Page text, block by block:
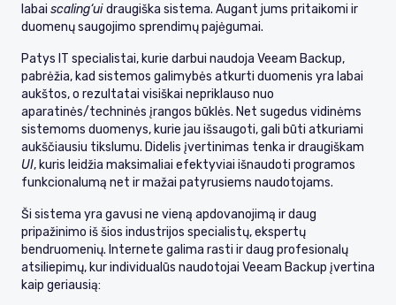
labai scaling‘uidraugiška sistema. Augant jums pritaikomi ir
duomenų saugojimo sprendimų pajėgumai.
Patys IT specialistai, kurie darbui naudoja Veeam Backup,
pabrėžia, kad sistemos galimybės atkurti duomenis yra labai
aukštos, o rezultatai visiškai nepriklauso nuo
aparatinės/techninės įrangos būklės. Net sugedus vidinėms
sistemoms duomenys, kurie jau išsaugoti, gali būti atkuriami
aukščiausiu tikslumu. Didelis įvertinimas tenka ir draugiškam
UI, kuris leidžia maksimaliai efektyviai išnaudoti programos
funkcionalumą net ir mažai patyrusiems naudotojams.
Ši sistema yra gavusi ne vieną apdovanojimą ir daug
pripažinimo iš šios industrijos specialistų, ekspertų
bendruomenių. Internete galima rasti ir daug profesionalų
atsiliepimų, kur individualūs naudotojai Veeam Backup įvertina
kaip geriausią: